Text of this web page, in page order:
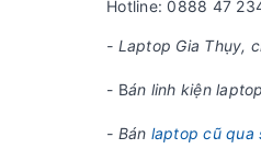
Hotline: 0888 47
- Laptop Gia Thụy,
- Bán linh kiện
- Bán laptop cũ qua